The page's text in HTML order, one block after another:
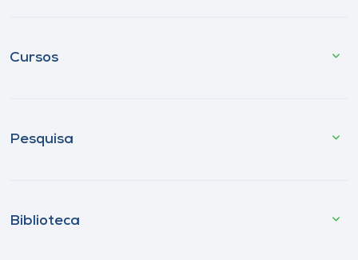
Cursos
Pesquisa
Biblioteca